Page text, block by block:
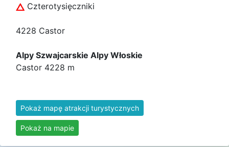
Czterotysięczniki
4228 Castor
Alpy Szwajcarskie Alpy Włoskie
Castor 4228 m
Pokaż mapę atrakcji turystycznych
Pokaż na mapie